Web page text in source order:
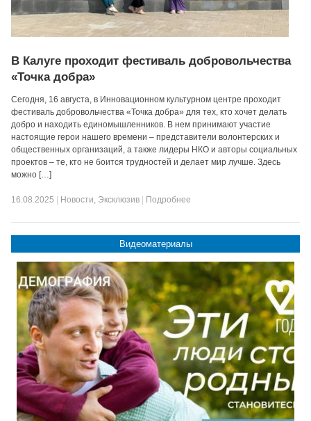
В Калуге проходит фестиваль добровольчества
«Точка добра»
Сегодня, 16 августа, в Инновационном культурном центре проходит
фестиваль добровольчества «Точка добра» для тех, кто хочет делать
добро и находить единомышленников. В нем принимают участие
настоящие герои нашего времени – представители волонтерских и
общественных организаций, а также лидеры НКО и авторы социальных
проектов – те, кто не боится трудностей и делает мир лучше. Здесь
можно […]
16.08.2025 Новости, Эксклюзив Подробнее
Видеоматериалы